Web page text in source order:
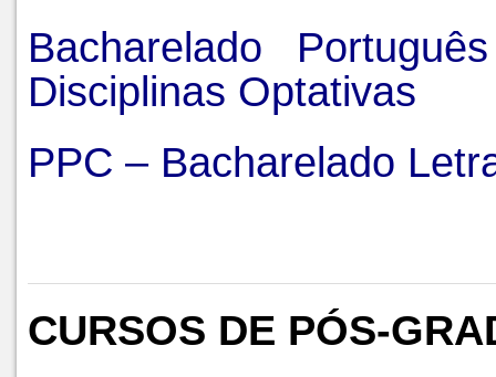
Bacharelado
Disciplinas Optativas
PPC – Bacharelado
CURSOS DE PÓS-